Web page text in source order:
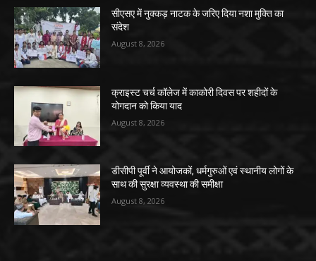
सीएसए में नुक्कड़ नाटक के जरिए दिया नशा मुक्ति का
संदेश
August 8, 2026
क्राइस्ट चर्च कॉलेज में काकोरी दिवस पर शहीदों के
योगदान को किया याद
August 8, 2026
डीसीपी पूर्वी ने आयोजकों, धर्मगुरुओं एवं स्थानीय लोगों के
साथ की सुरक्षा व्यवस्था की समीक्षा
August 8, 2026